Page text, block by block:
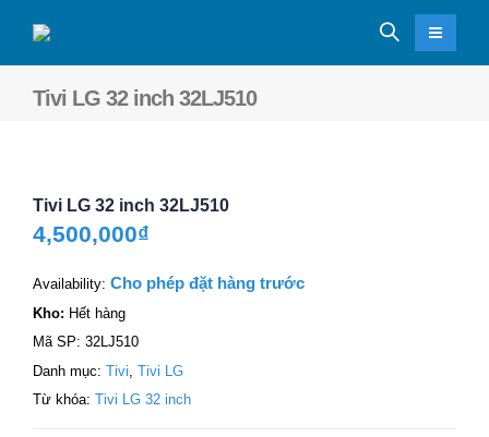
Tivi LG 32 inch 32LJ510
Tivi LG 32 inch 32LJ510
4,500,000₫
Availability: Cho phép đặt hàng trước
Kho: Hết hàng
Mã SP: 32LJ510
Danh mục: Tivi Tivi LG
Từ khóa: Tivi LG 32 inch